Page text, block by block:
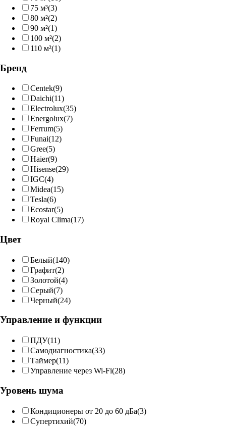
75 м³(3)
80 м²(2)
90 м²(1)
100 м²(2)
110 м²(1)
Бренд
Centek(9)
Daichi(11)
Electrolux(35)
Energolux(7)
Ferrum(5)
Funai(12)
Gree(5)
Haier(9)
Hisense(29)
IGC(4)
Midea(15)
Tesla(6)
Ecostar(5)
Royal Clima(17)
Цвет
Белый(140)
Графит(2)
Золотой(4)
Серый(7)
Черный(24)
Управление и функции
ПДУ(11)
Самодиагностика(33)
Таймер(11)
Управление через Wi-Fi(28)
Уровень шума
Кондиционеры от 20 до 60 дБа(3)
Супертихий(70)